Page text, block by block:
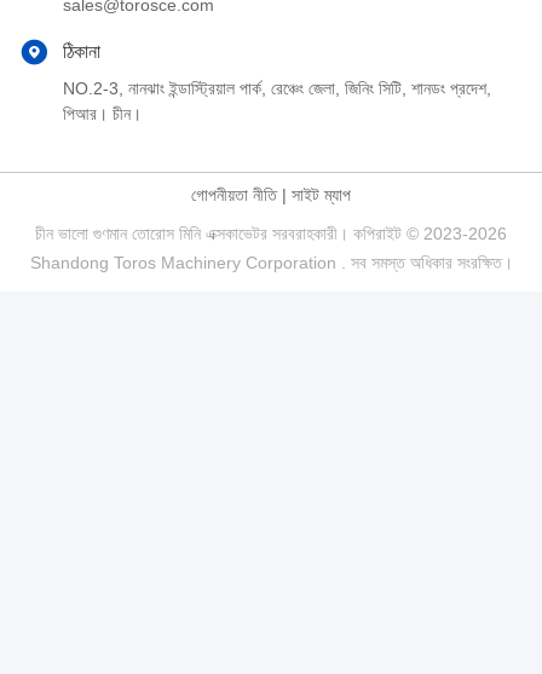
sales@torosce.com
ঠিকানা
NO.2-3, নানঝাং ইন্ডাস্ট্রিয়াল পার্ক, রেঞ্চেং জেলা, জিনিং সিটি, শানডং প্রদেশ,
পিআর। চীন।
গোপনীয়তা নীতি| সাইট ম্যাপ
চীন ভালো গুণমান তোরোস মিনি এক্সকাভেটর সরবরাহকারী। কপিরাইট © 2023-2026
Shandong Toros Machinery Corporation . সব সমস্ত অধিকার সংরক্ষিত।